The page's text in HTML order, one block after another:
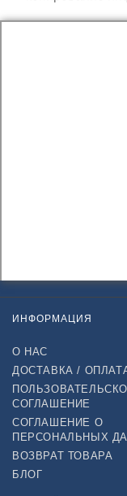
ИНФОРМАЦИЯ
О НАС
ДОСТАВКА /
СОГЛАШЕНИЕ
СОГЛАШЕНИЕ О
ПЕРСОНАЛЬНЫХ
ВОЗВРАТ ТОВАРА
БЛОГ